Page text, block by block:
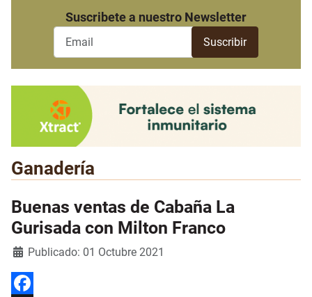
Suscribete a nuestro Newsletter
Ganadería
Buenas ventas de Cabaña La
Gurisada con Milton Franco
Detalles
Publicado: 01 Octubre 2021